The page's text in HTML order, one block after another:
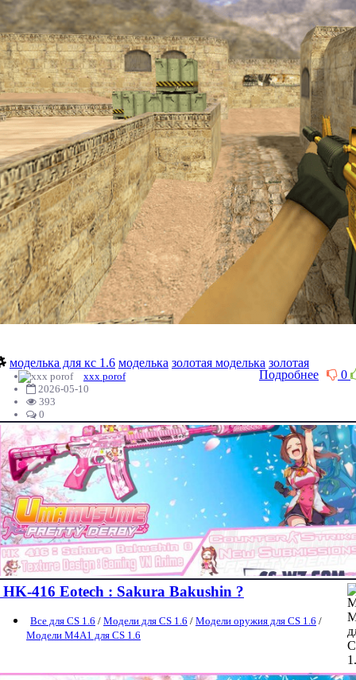
моделька для кс 1.6 моделька золотая моделька золотая
0
Подробнее
xxx porof
2026-05-10
393
0
HK-416 Eotech : Sakura Bakushin ?
Все для CS 1.6 / Модели для CS 1.6 / Модели оружия для CS 1.6 /
Модели M4A1 для CS 1.6